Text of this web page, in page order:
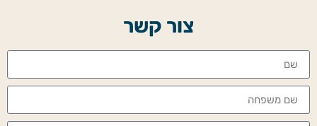
צור קשר